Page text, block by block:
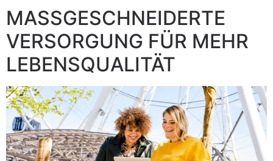
MASSGESCHNEIDERTE
VERSORGUNG FÜR MEHR
LEBENSQUALITÄT